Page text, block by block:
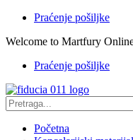
Praćenje pošiljke
Welcome to Martfury
Praćenje pošiljke
Početna